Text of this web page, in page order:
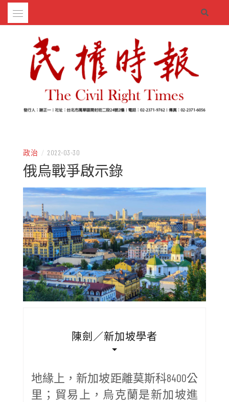
Skip
政治 / 2022-03-30
俄烏戰爭啟示錄
陳劍／新加坡學者
地緣上，新加坡距離莫斯科8400公
里；貿易上，烏克蘭是新加坡進